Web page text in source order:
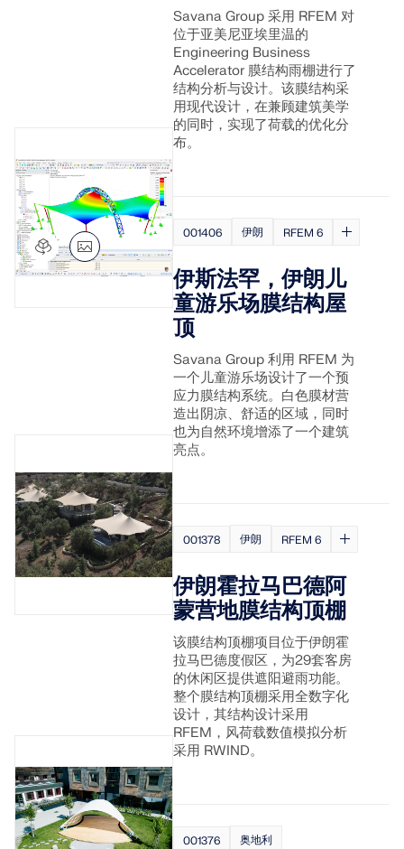
Dlubal 的新 API 服务 (gRPC) 为您提供了一个基于
Python 和 C# 的结构分析软件灵活接口，可以直接访问
整个 Dlubal 产品系列。
RSTAB 9
RSECTION 1
更多信息
数值风洞 CFD 软件
需要帮助吗？访问免费的支持选项，包括全天候人工智
能协助、电子邮件支持和网络研讨会。
快速找到答案
找到有关Dlubal软件的常见问题的快速答案。搜索或筛
选数百个常见问题以快速解决问题。
查看常见问题
通过网课深入掌握工程技巧
加入行业领导者，探索结构工程和软件的解决方案。通
过我们的现场课程提升您的技能！
探索旨在提升您的工程工作流程的尖端工具和增强功
能。
探索新功能
免费下载模型
探索数以千计的现成结构模型。下载、调整并用作模
板，以加速设计流程。
Dlubal 自由区
随时获得专家帮助。享受免费的 AI 协助、电子邮件支
持、在线研讨会，以及针对服务合同专业用户的高级服
RFEM 6 初学者入门
借助 RFEM 6 开始您的第一步，发现您可以多快进行建
模和计算。通过附加组件进行自定义，以获得更多可能
性。
面向学生的免费结构分析软件
全球已有数千名学生受益于Dlubal软件。在整个学习过
程中，享受免费访问、培训和专家支持。
我们的客户
合作共赢
了解世界各地的顶尖工程师如何信任我们的解决方案，
我们的专职工程师随时随地为您提供建模、设计和技术
团队
为什么选择 Dlubal？
与我们一起构建您的未来
揭示我们的团队如何塑造工程的未来。体验创新、成长
加入工程软件的全球领导者，将您的职业生涯提升到新
查看职位空缺
90天免费试用
登录到您的帐户
注册成为 Dlubal 软件公司外部网用户，畅享软件资
源，独享个性化数据。
登录
创建账户
中文(简体)
Savana Group 采用 RFEM 对
位于亚美尼亚埃里温的
Engineering Business
Accelerator 膜结构雨棚进行了
结构分析与设计。该膜结构采
用现代设计，在兼顾建筑美学
的同时，实现了荷载的优化分
布。
001406 伊朗 RFEM 6
伊斯法罕，伊朗儿
童游乐场膜结构屋
顶
Savana Group 利用 RFEM 为
一个儿童游乐场设计了一个预
应力膜结构系统。白色膜材营
造出阴凉、舒适的区域，同时
也为自然环境增添了一个建筑
亮点。
001378 伊朗 RFEM 6
伊朗霍拉马巴德阿
蒙营地膜结构顶棚
该膜结构顶棚项目位于伊朗霍
拉马巴德度假区，为29套客房
的休闲区提供遮阳避雨功能。
整个膜结构顶棚采用全数字化
设计，其结构设计采用
RFEM，风荷载数值模拟分析
采用 RWIND。
001376
奥地利